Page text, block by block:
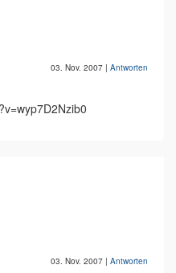
03. Nov. 2007 | Antworten
03. Nov. 2007 | Antworten